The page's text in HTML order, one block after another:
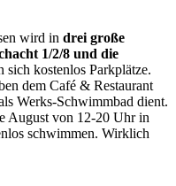
wird in drei große
1/2/8 und die
kostenlos Parkplätze.
dem Café & Restaurant
Werks-Schwimmbad dient.
August von 12-20 Uhr in
schwimmen. Wirklich